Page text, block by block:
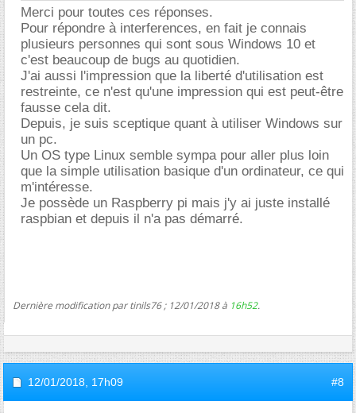
Merci pour toutes ces réponses.
Pour répondre à interferences, en fait je connais
plusieurs personnes qui sont sous Windows 10 et
c'est beaucoup de bugs au quotidien.
J'ai aussi l'impression que la liberté d'utilisation est
restreinte, ce n'est qu'une impression qui est peut-être
fausse cela dit.
Depuis, je suis sceptique quant à utiliser Windows sur
un pc.
Un OS type Linux semble sympa pour aller plus loin
que la simple utilisation basique d'un ordinateur, ce qui
m'intéresse.
Je possède un Raspberry pi mais j'y ai juste installé
raspbian et depuis il n'a pas démarré.
Dernière modification par tinils76 ; 12/01/2018 à 16h52.
12/01/2018, 17h09 #8